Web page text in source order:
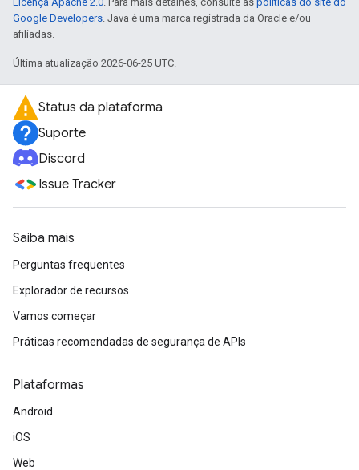
Google Developers. Java é uma marca registrada da Oracle e/ou
afiliadas.
Última atualização 2026-06-25 UTC.
Status da plataforma
Suporte
Discord
Issue Tracker
Saiba mais
Perguntas frequentes
Explorador de recursos
Vamos começar
Práticas recomendadas de segurança de APIs
Plataformas
Android
iOS
Web